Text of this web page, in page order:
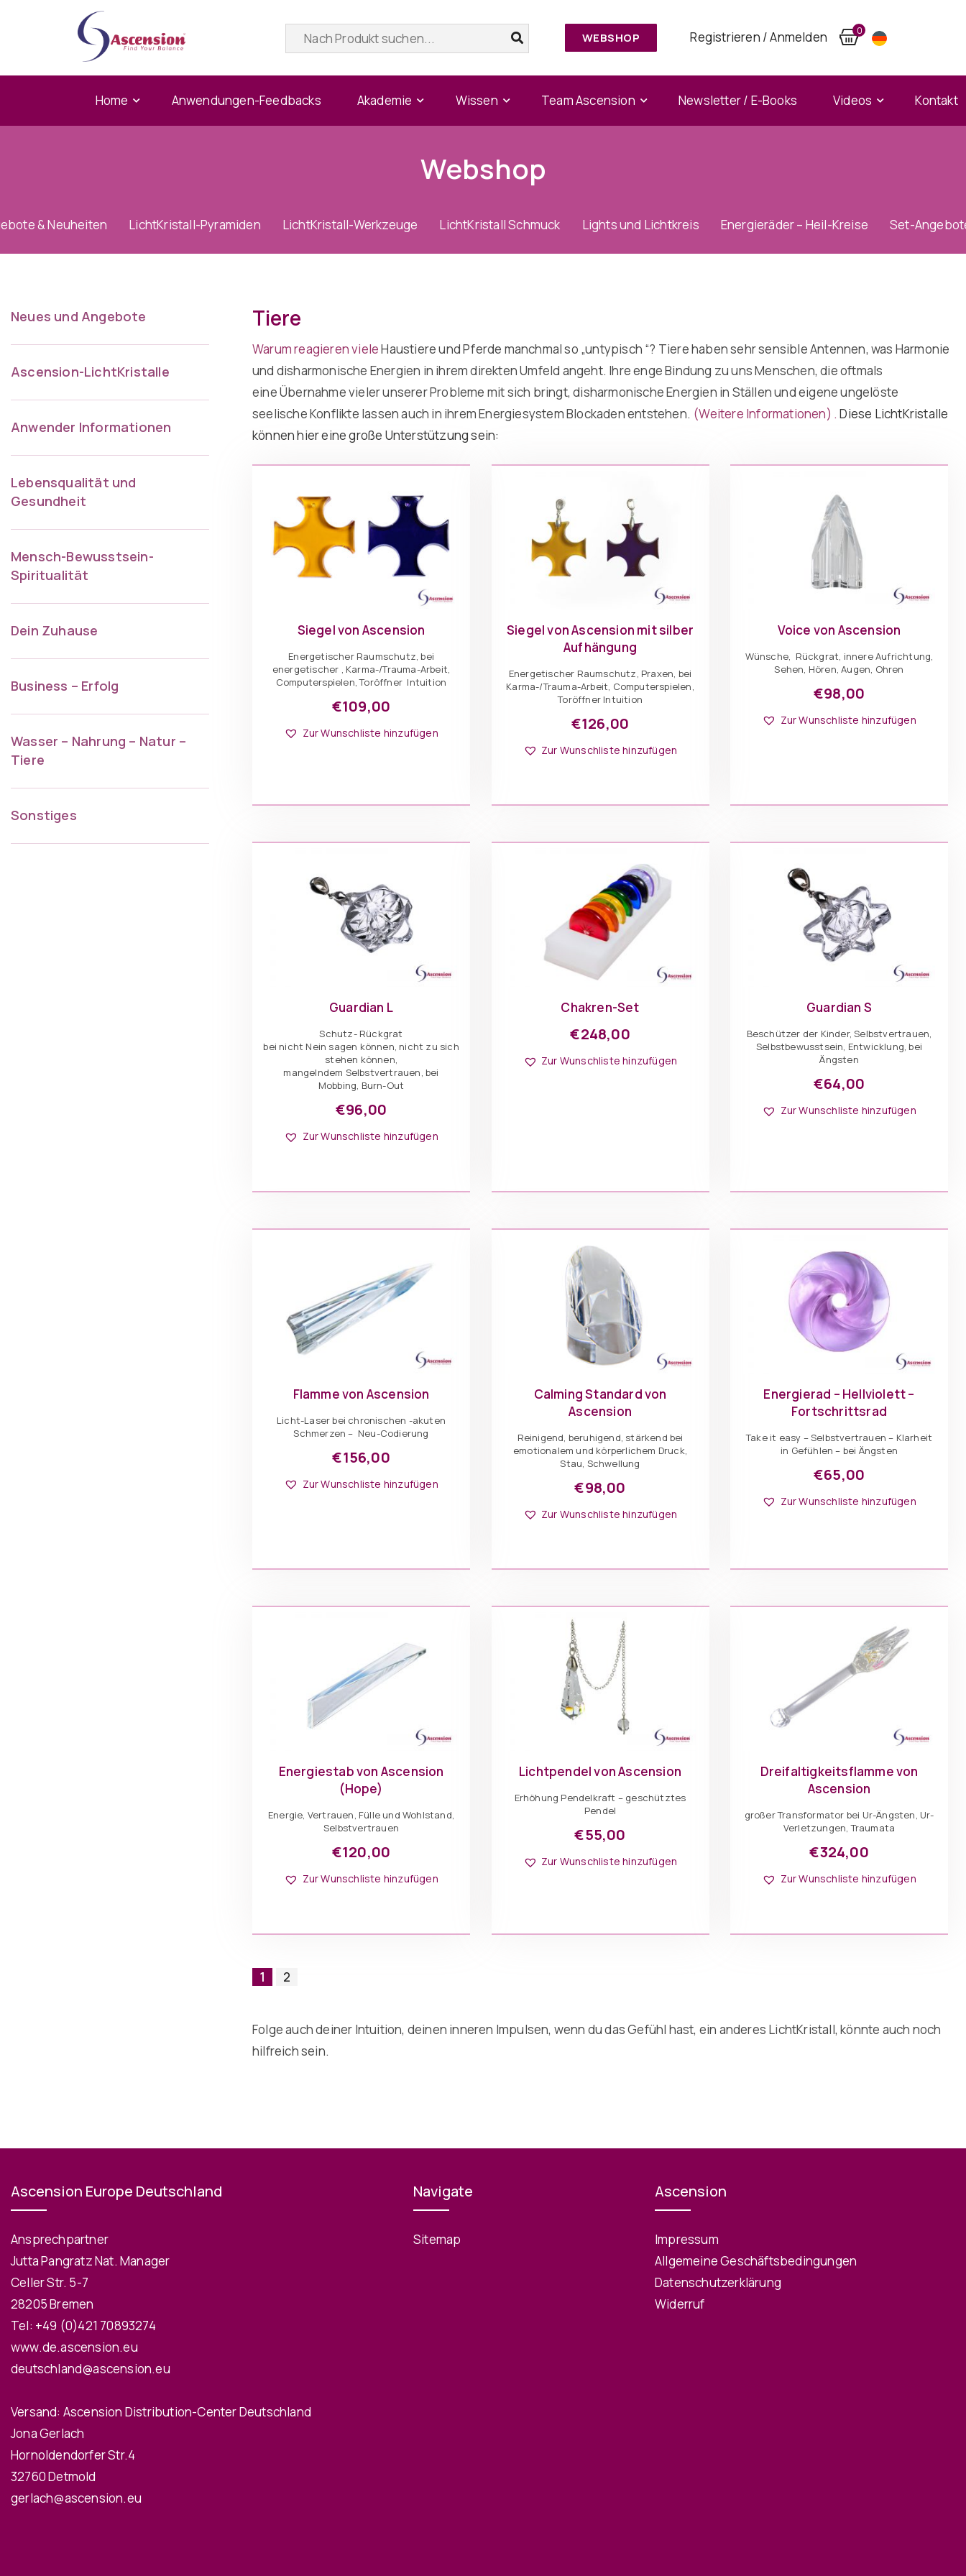
WEBSHOP Registrieren / Anmelden 0
Home Anwendungen-Feedbacks Akademie Wissen Team Ascension Newsletter / E-Books Videos Kontakt
Webshop
& Neuheiten LichtKristall-Pyramiden LichtKristall-Werkzeuge LichtKristall Schmuck Lights und Lichtkreis Energieräder – Heil-Kreise Set-
Neues und Angebote
Ascension-LichtKristalle
Anwender Informationen
Lebensqualität und
Gesundheit
Mensch-Bewusstsein-
Spiritualität
Dein Zuhause
Business – Erfolg
Wasser – Nahrung – Natur –
Tiere
Sonstiges
Tiere
Warum reagieren vieleHaustiere und Pferde manchmal so „untypisch “? Tiere haben sehr sensible Antennen, was Harmonie
und disharmonische Energien in ihrem direkten Umfeld angeht. Ihre enge Bindung zu uns Menschen, die oftmals
eine Übernahme vieler unserer Probleme mit sich bringt, disharmonische Energien in Ställen und eigene ungelöste
seelische Konflikte lassen auch in ihrem Energiesystem Blockaden entstehen. (Weitere Informationen) . Diese LichtKristalle
können hier eine große Unterstützung sein:
Siegel von Ascension
Energetischer Raumschutz, bei
energetischer , Karma-/Trauma-Arbeit,
Computerspielen, Toröffner Intuition
€109,00
Dieses
Produkt
Optionen
der
Zur Wunschliste hinzufügen
Siegel von Ascension mit silber
Aufhängung
Energetischer Raumschutz, Praxen, bei
Karma-/Trauma-Arbeit, Computerspielen,
Toröffner Intuition
€126,00
Dieses
Produkt
Die
auf
Produktseite
gewählt
werden
Zur Wunschliste hinzufügen
Voice von Ascension
Wünsche, Rückgrat, innere Aufrichtung,
Sehen, Hören, Augen, Ohren
€98,00
Zur Wunschliste hinzufügen
Guardian L
Schutz- Rückgrat
bei nicht Nein sagen können, nicht zu sich
stehen können,
mangelndem Selbstvertrauen, bei
Mobbing, Burn-Out
€96,00
Zur Wunschliste hinzufügen
Chakren-Set
€248,00
Zur Wunschliste hinzufügen
Guardian S
Beschützer der Kinder, Selbstvertrauen,
Selbstbewusstsein, Entwicklung, bei
Ängsten
€64,00
Zur Wunschliste hinzufügen
Flamme von Ascension
Licht-Laser bei chronischen -akuten
Schmerzen – Neu-Codierung
€156,00
Zur Wunschliste hinzufügen
Calming Standard von
Ascension
Reinigend, beruhigend, stärkend bei
emotionalem und körperlichem Druck,
Stau, Schwellung
€98,00
Zur Wunschliste hinzufügen
Energierad – Hellviolett –
Fortschrittsrad
Take it easy – Selbstvertrauen – Klarheit
in Gefühlen – bei Ängsten
€65,00
Zur Wunschliste hinzufügen
Energiestab von Ascension
(Hope)
Energie, Vertrauen, Fülle und Wohlstand,
Selbstvertrauen
€120,00
Zur Wunschliste hinzufügen
Lichtpendel von Ascension
Erhöhung Pendelkraft – geschütztes
Pendel
€55,00
Zur Wunschliste hinzufügen
Dreifaltigkeitsflamme von
Ascension
großer Transformator bei Ur-Ängsten, Ur-
Verletzungen, Traumata
€324,00
Zur Wunschliste hinzufügen
1 2
Folge auch deiner Intuition, deinen inneren Impulsen, wenn du das Gefühl hast, ein anderes LichtKristall, könnte auch noch
hilfreich sein.
Ascension Europe Deutschland
Ansprechpartner
Jutta Pangratz Nat. Manager
Celler Str. 5-7
28205 Bremen
Tel: +49 (0)421 70893274
www.de.ascension.eu
deutschland@ascension.eu
Versand: Ascension Distribution-Center Deutschland
Jona Gerlach
Hornoldendorfer Str.4
32760 Detmold
gerlach@ascension.eu
Navigate
Sitemap
Ascension
Impressum
Allgemeine Geschäftsbedingungen
Datenschutzerklärung
Widerruf